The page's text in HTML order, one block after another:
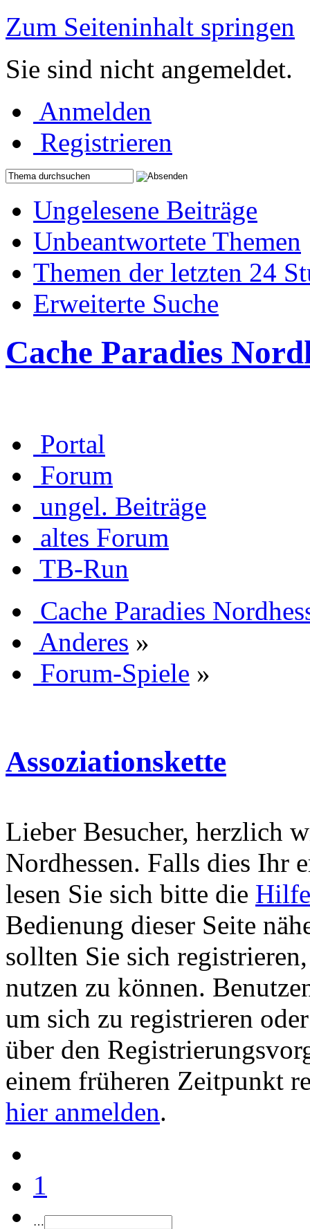
Zum Seiteninhalt springen
Sie sind nicht angemeldet.
Anmelden
Registrieren
Ungelesene Beiträge
Unbeantwortete Themen
Themen der letzten 24
Erweiterte Suche
Cache Paradies
Portal
Forum
ungel. Beiträge
altes Forum
TB-Run
Cache Paradies
Anderes »
Forum-Spiele »
Assoziationskette
Lieber Besucher, herzlich
Nordhessen. Falls dies Ihr
lesen Sie sich bitte die Hilfe
Bedienung dieser Seite
sollten Sie sich
nutzen zu können.
um sich zu registrieren
über den
einem früheren Zeitpunkt
hier anmelden.
1
…